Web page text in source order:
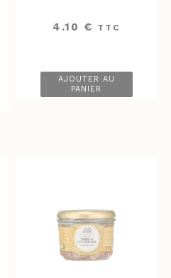
4.10 € TTC
AJOUTER AU
PANIER